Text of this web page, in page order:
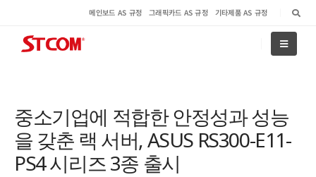
메인보드 AS 규정 그래픽카드 AS 규정 기타제품 AS 규정
중소기업에 적합한 안정성과 성능
을 갖춘 랙 서버, ASUS RS300-E11-
PS4 시리즈 3종 출시